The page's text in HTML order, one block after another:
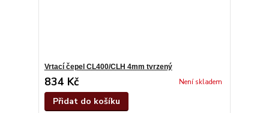
Vrtací čepel CL400/CLH 4mm tvrzený
834 Kč Není skladem
Přidat do košíku